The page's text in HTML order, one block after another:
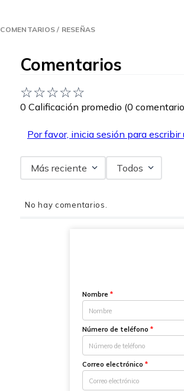
COMENTARIOS / RESEÑAS
Comentarios
☆☆☆☆☆
0 Calificación promedio (0
Por favor, inicia sesión para escribir
Más reciente Todos
No hay comentarios.
Nombre *
Número de teléfono *
Correo electrónico *